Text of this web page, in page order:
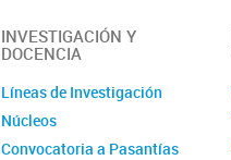
INVESTIGACIÓN Y
DOCENCIA
Líneas de Investigación
Núcleos
Convocatoria a Pasantías